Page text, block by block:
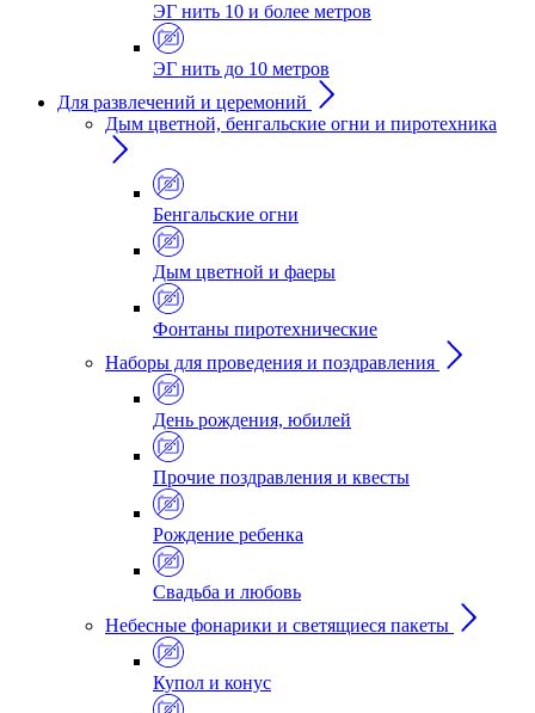
ЭГ нить 10 и более метров
ЭГ нить до 10 метров
Для развлечений и церемоний
Дым цветной, бенгальские огни и пиротехника
Бенгальские огни
Дым цветной и фаеры
Фонтаны пиротехнические
Наборы для проведения и поздравления
День рождения, юбилей
Прочие поздравления и квесты
Рождение ребенка
Свадьба и любовь
Небесные фонарики и светящиеся пакеты
Купол и конус